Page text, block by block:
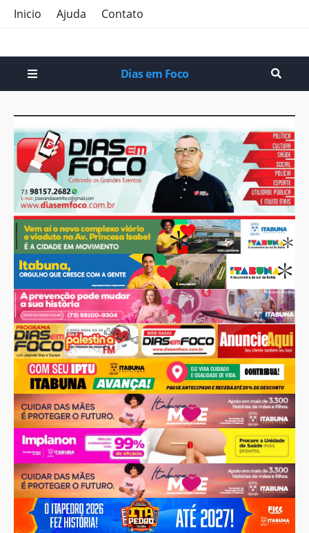
Inicio Ajuda Contato
Dias em Foco